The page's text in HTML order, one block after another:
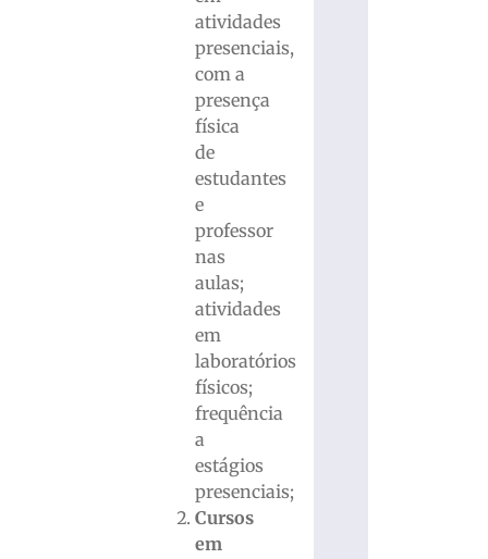
atividades
presenciais,
com a
presença
física
de
estudantes
e
professor
nas
aulas;
atividades
em
laboratórios
físicos;
frequência
a
estágios
presenciais;
Cursos
em